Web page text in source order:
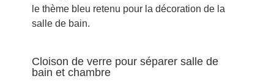
le thème bleu retenu pour la décoration de la
salle de bain.
Cloison de verre pour séparer salle de
bain et chambre